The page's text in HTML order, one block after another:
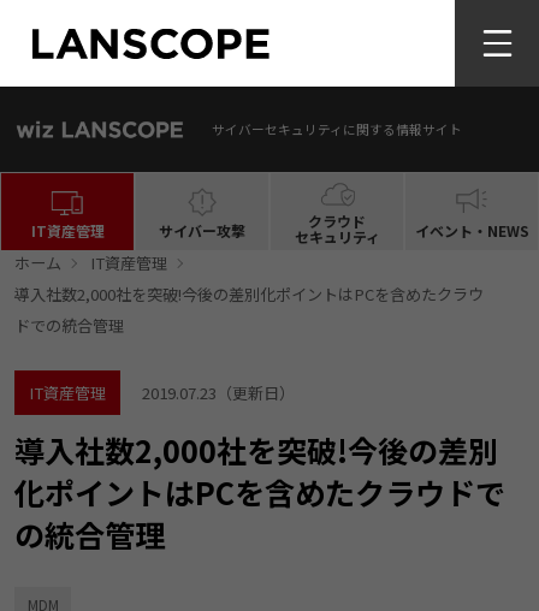
サイバーセキュリティに関する情報サイト
IT資産管理 サイバー攻撃 クラウド
セキュリティ イベント・NEWS
ホーム
IT資産管理
導入社数2,000社を突破!今後の差別化ポイントはPCを含めたクラウ
ドでの統合管理
IT資産管理 2019.07.23 （更新日）
導入社数2,000社を突破!今後の差別
化ポイントはPCを含めたクラウドで
の統合管理
MDM